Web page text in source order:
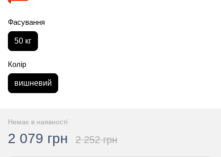
Фасування
50 кг
Колір
вишневий
Немає в наявності
2 079 грн 2 252 грн